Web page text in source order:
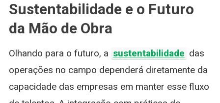
Sustentabilidade e o Futuro
da Mão de Obra
Olhando para o futuro, a sustentabilidade das
operações no campo dependerá diretamente da
capacidade das empresas em manter esse fluxo